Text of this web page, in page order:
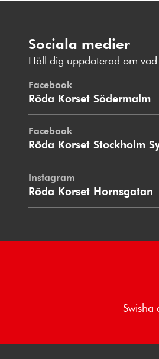
Sociala medier
Håll dig uppdaterad om
Facebook
Röda Korset Södermalm
Facebook
Röda Korset Stockholm
Instagram
Röda Korset Hornsgatan